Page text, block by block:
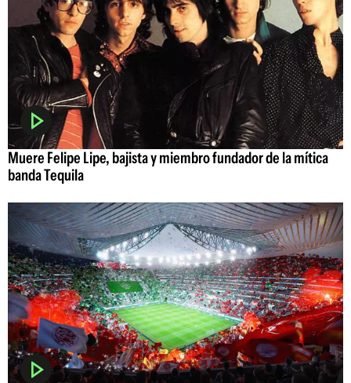
Muere Felipe Lipe, bajista y miembro fundador de la mítica
banda Tequila